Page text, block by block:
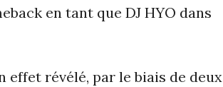
en tant que DJ HYO dans
effet révélé, par le biais de deux